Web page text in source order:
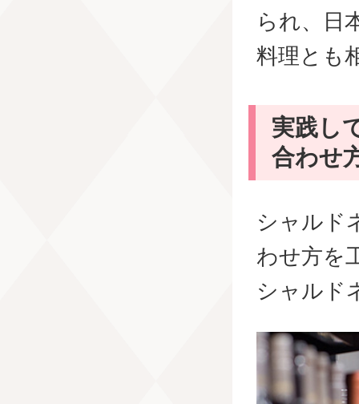
られ、日
料理とも
実践し
合わせ
シャルド
わせ方を
シャルド